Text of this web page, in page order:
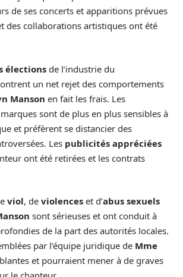
de ses concerts et apparitions prévues
des collaborations artistiques ont été
élections de l’industrie du
un net rejet des comportements
Manson en fait les frais. Les
sont de plus en plus sensibles à
et préfèrent se distancier des
Les publicités appréciées
ont été retirées et les contrats
viol, de violences et d’abus sexuels
sont sérieuses et ont conduit à
de la part des autorités locales.
par l’équipe juridique de Mme
et pourraient mener à de graves